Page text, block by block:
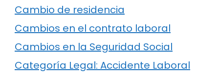
Cambio de residencia
Cambios en el contrato laboral
Cambios en la Seguridad Social
Categoría Legal: Accidente Laboral